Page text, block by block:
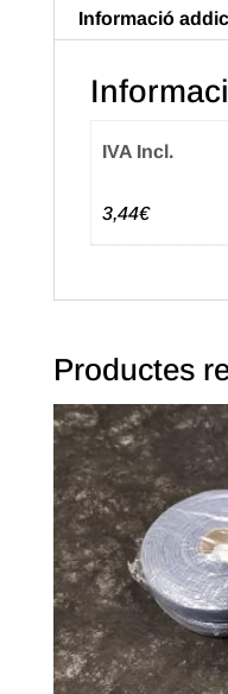
Color
Fosc
Informació
IVA Incl.
3,44€
Productes